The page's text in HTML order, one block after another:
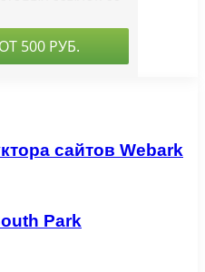
сайтов Webark
Park